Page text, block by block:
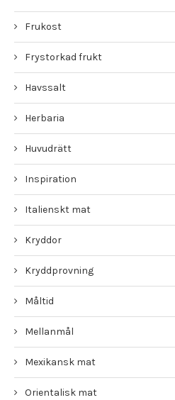
Frukost
Frystorkad frukt
Havssalt
Herbaria
Huvudrätt
Inspiration
Italienskt mat
Kryddor
Kryddprovning
Måltid
Mellanmål
Mexikansk mat
Orientalisk mat